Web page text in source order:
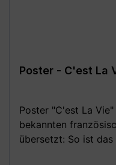
Poster - C'est La
Poster "C'est La Vie" Spruchposter mit dem
bekannten
übersetzt: So ist das Leben. Man